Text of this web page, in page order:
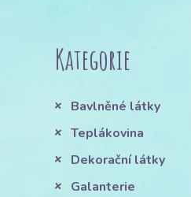
Kategorie
Bavlněné látky
Teplákovina
Dekorační látky
Galanterie